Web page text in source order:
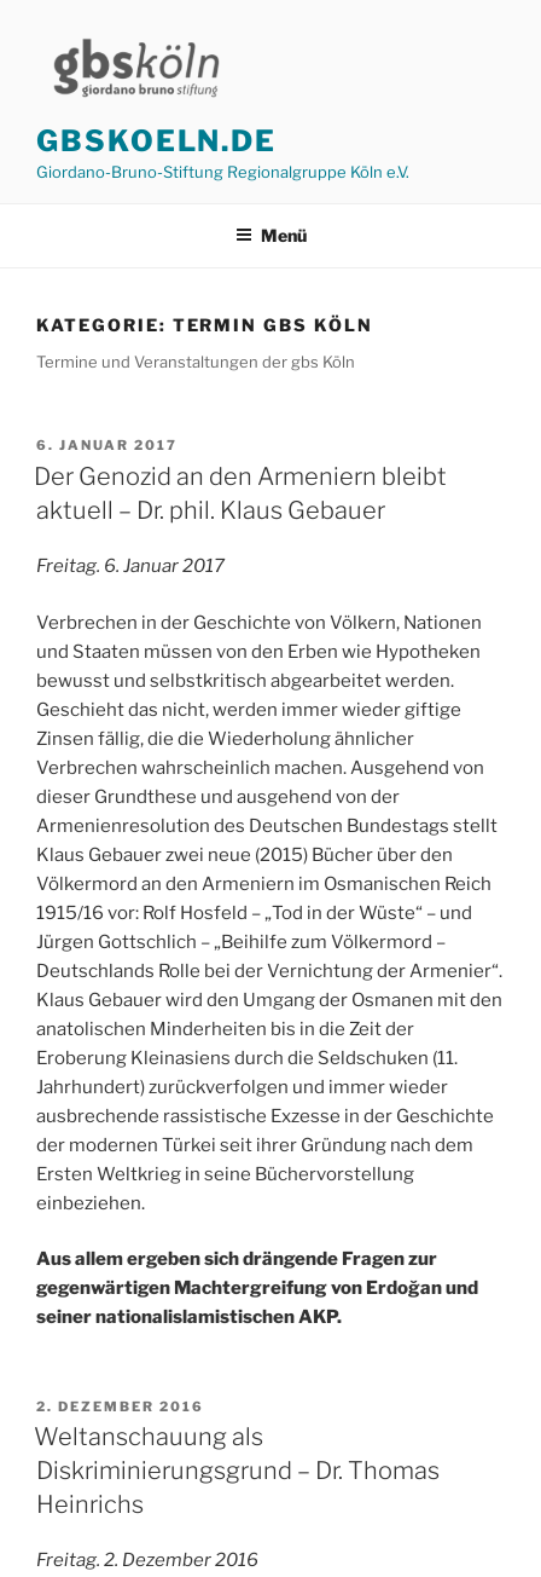
springen
GBSKOELN.DE
Giordano-Bruno-Stiftung Regionalgruppe Köln e.V.
Menü
KATEGORIE: TERMIN GBS KÖLN
Termine und Veranstaltungen der gbs Köln
VERÖFFENTLICHT
AM
6. JANUAR 2017
Der Genozid an den Armeniern bleibt
aktuell – Dr. phil. Klaus Gebauer
Freitag. 6. Januar 2017
Verbrechen in der Geschichte von Völkern, Nationen
und Staaten müssen von den Erben wie Hypotheken
bewusst und selbstkritisch abgearbeitet werden.
Geschieht das nicht, werden immer wieder giftige
Zinsen fällig, die die Wiederholung ähnlicher
Verbrechen wahrscheinlich machen. Ausgehend von
dieser Grundthese und ausgehend von der
Armenienresolution des Deutschen Bundestags stellt
Klaus Gebauer zwei neue (2015) Bücher über den
Völkermord an den Armeniern im Osmanischen Reich
1915/16 vor: Rolf Hosfeld – „Tod in der Wüste“ – und
Jürgen Gottschlich – „Beihilfe zum Völkermord –
Deutschlands Rolle bei der Vernichtung der Armenier“.
Klaus Gebauer wird den Umgang der Osmanen mit den
anatolischen Minderheiten bis in die Zeit der
Eroberung Kleinasiens durch die Seldschuken (11.
Jahrhundert) zurückverfolgen und immer wieder
ausbrechende rassistische Exzesse in der Geschichte
der modernen Türkei seit ihrer Gründung nach dem
Ersten Weltkrieg in seine Büchervorstellung
einbeziehen.
Aus allem ergeben sich drängende Fragen zur
gegenwärtigen Machtergreifung von Erdoğan und
seiner nationalislamistischen AKP.
VERÖFFENTLICHT
AM
2. DEZEMBER 2016
Weltanschauung als
Diskriminierungsgrund – Dr. Thomas
Heinrichs
Freitag. 2. Dezember 2016